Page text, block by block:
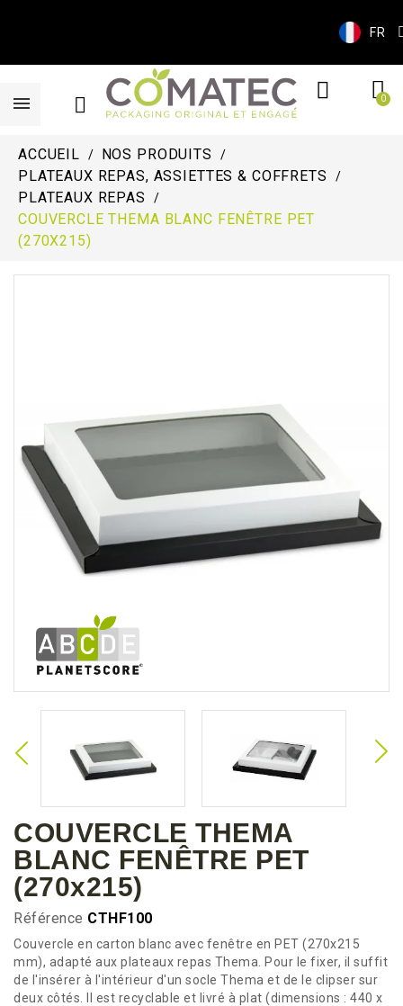
FR
ACCUEIL
NOS PRODUITS
PLATEAUX REPAS, ASSIETTES & COFFRETS
PLATEAUX REPAS
COUVERCLE THEMA BLANC FENÊTRE PET
(270X215)
COUVERCLE THEMA
BLANC FENÊTRE PET
(270x215)
Référence CTHF100
Couvercle en carton blanc avec fenêtre en PET (270x215
mm), adapté aux plateaux repas Thema. Pour le fixer, il suffit
de l'insérer à l'intérieur d'un socle Thema et de le clipser sur
deux côtés. Il est recyclable et livré à plat (dimensions : 440 x